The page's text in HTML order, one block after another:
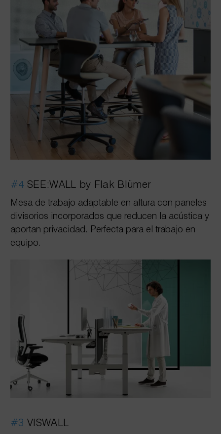
#4 SEE:WALL by Flak Blümer
Mesa de trabajo adaptable en altura con paneles
divisorios incorporados que reducen la acústica y
aportan privacidad. Perfecta para el trabajo en
equipo.
#3 VISWALL